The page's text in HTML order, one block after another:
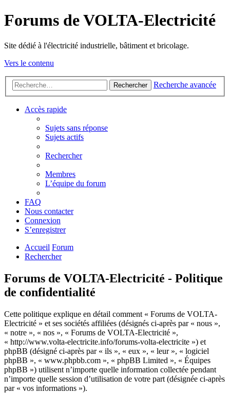
Forums de VOLTA-Electricité
Site dédié à l'électricité industrielle, bâtiment et bricolage.
Vers le contenu
Rechercher Recherche avancée
Accès rapide
Sujets sans réponse
Sujets actifs
Rechercher
Membres
L’équipe du forum
FAQ
Nous contacter
Connexion
S’enregistrer
Accueil Forum
Rechercher
Forums de VOLTA-Electricité - Politique
de confidentialité
Cette politique explique en détail comment « Forums de VOLTA-
Electricité » et ses sociétés affiliées (désignés ci-après par « nous »,
« notre », « nos », « Forums de VOLTA-Electricité »,
« http://www.volta-electricite.info/forums-volta-electricite ») et
phpBB (désigné ci-après par « ils », « eux », « leur », « logiciel
phpBB », « www.phpbb.com », « phpBB Limited », « Équipes
phpBB ») utilisent n’importe quelle information collectée pendant
n’importe quelle session d’utilisation de votre part (désignée ci-après
par « vos informations »).